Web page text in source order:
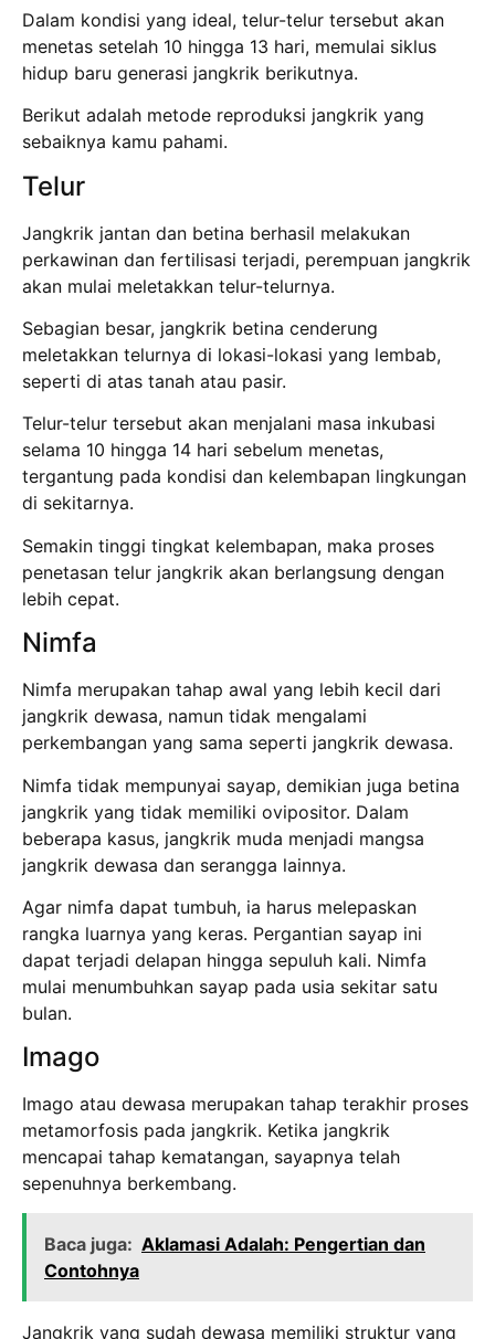
Dalam kondisi yang ideal, telur-telur tersebut akan
menetas setelah 10 hingga 13 hari, memulai siklus
hidup baru generasi jangkrik berikutnya.
Berikut adalah metode reproduksi jangkrik yang
sebaiknya kamu pahami.
Telur
Jangkrik jantan dan betina berhasil melakukan
perkawinan dan fertilisasi terjadi, perempuan jangkrik
akan mulai meletakkan telur-telurnya.
Sebagian besar, jangkrik betina cenderung
meletakkan telurnya di lokasi-lokasi yang lembab,
seperti di atas tanah atau pasir.
Telur-telur tersebut akan menjalani masa inkubasi
selama 10 hingga 14 hari sebelum menetas,
tergantung pada kondisi dan kelembapan lingkungan
di sekitarnya.
Semakin tinggi tingkat kelembapan, maka proses
penetasan telur jangkrik akan berlangsung dengan
lebih cepat.
Nimfa
Nimfa merupakan tahap awal yang lebih kecil dari
jangkrik dewasa, namun tidak mengalami
perkembangan yang sama seperti jangkrik dewasa.
Nimfa tidak mempunyai sayap, demikian juga betina
jangkrik yang tidak memiliki ovipositor. Dalam
beberapa kasus, jangkrik muda menjadi mangsa
jangkrik dewasa dan serangga lainnya.
Agar nimfa dapat tumbuh, ia harus melepaskan
rangka luarnya yang keras. Pergantian sayap ini
dapat terjadi delapan hingga sepuluh kali. Nimfa
mulai menumbuhkan sayap pada usia sekitar satu
bulan.
Imago
Imago atau dewasa merupakan tahap terakhir proses
metamorfosis pada jangkrik. Ketika jangkrik
mencapai tahap kematangan, sayapnya telah
sepenuhnya berkembang.
Baca juga: Aklamasi Adalah: Pengertian dan
Contohnya
Jangkrik yang sudah dewasa memiliki struktur yang